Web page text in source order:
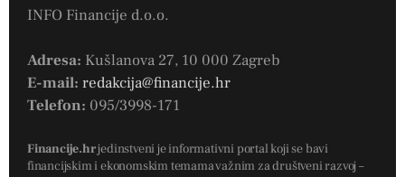
INFO Financije d.o.o.
Adresa: Kušlanova 27, 10 000 Zagreb
E-mail: redakcija@financije.hr
Telefon: 095/3998-171
Financije.hrjedinstveni je informativni portal koji se bavi
financijskim i ekonomskim temama važnim za društveni razvoj –